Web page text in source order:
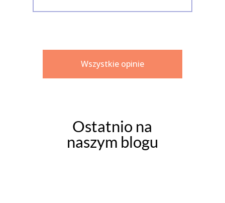
Wszystkie opinie
Ostatnio na
naszym blogu